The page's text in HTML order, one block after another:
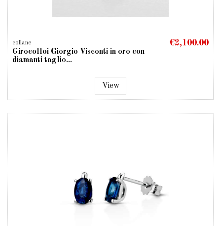
collane
Girocolloi Giorgio Visconti in oro con
diamanti taglio...
€2,100.00
View